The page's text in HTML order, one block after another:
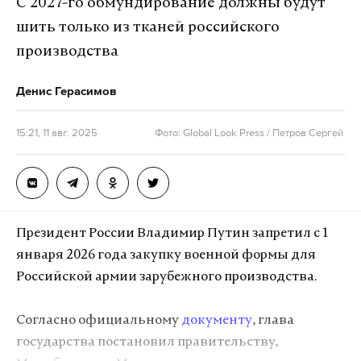
должно стать обязательным для политиков,
чтобы исключить неспособных к выполнению
своих обязанностей.
В феврале конгрессвумен от Республиканской
отношении конфликта на Украине.
Подпишитесь на Daily Storm в
работает там, где тормозит интернет.
А еще мы есть в Telegram
Дзен VK
С 2027-го обмундирование должны будут
шить только из тканей российского
производства
Денис Герасимов
15:21, 11 авг. 2025 Фото: Global Look Press / Петров Сергей
Президент России Владимир Путин запретил с 1
января 2026 года закупку военной формы для
Российской армии зарубежного производства.
Согласно официальному документу, глава
государства постановил правительству,